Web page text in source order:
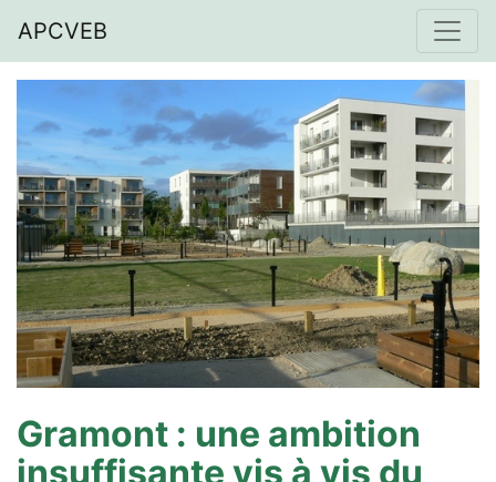
APCVEB
Gramont : une ambition
insuffisante vis à vis du